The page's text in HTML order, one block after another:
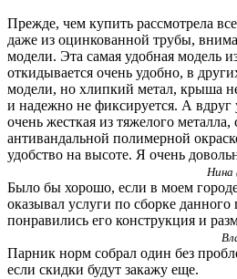
Прежде, чем купить рассмотрела
даже из оцинкованной трубы,
модели. Эта самая удобная модель
откидывается очень удобно, в
модели, но хлипкий метал, крыша
и надежно не фиксируется. А вдруг
очень жесткая из тяжелого металла,
антивандальной полимерной
удобство на высоте. Я очень
Нина
Было бы хорошо, если в моем
оказывал услуги по сборке данного
понравились его конструкция и
Парник норм собрал один без
если скидки будут закажу еще.